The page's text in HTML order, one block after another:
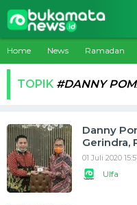
Home News Ramadan
TOPIK #DANNY
Danny
Gerindra,
01 Juli 2020
Ulfa